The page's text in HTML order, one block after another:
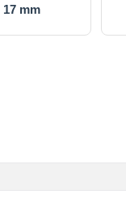
17 mm